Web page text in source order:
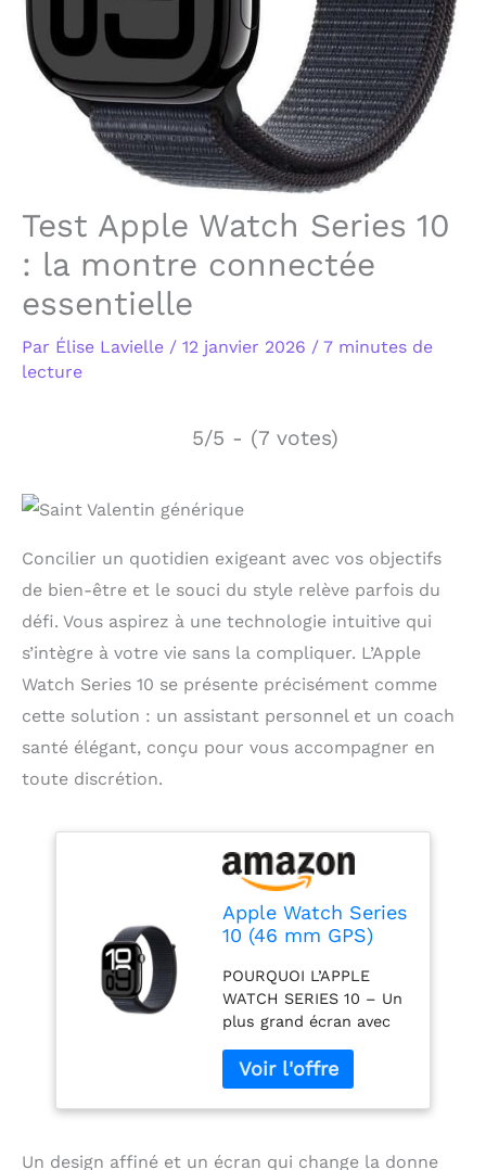
Test Apple Watch Series 10
: la montre connectée
essentielle
Par Élise Lavielle / 12 janvier 2026 / 7 minutes de
lecture
5/5 - (7 votes)
Concilier un quotidien exigeant avec vos objectifs
de bien-être et le souci du style relève parfois du
défi. Vous aspirez à une technologie intuitive qui
s’intègre à votre vie sans la compliquer. L’Apple
Watch Series 10 se présente précisément comme
cette solution : un assistant personnel et un coach
santé élégant, conçu pour vous accompagner en
toute discrétion.
Apple Watch Series
10 (46 mm GPS)
avec Boîtier en
Aluminium Noir de
Jais et Boucle
Sport Encre
Violette. Suivi de
l’activité Physique,
app ECG, Neutre en
POURQUOI L’APPLE
WATCH SERIES 10 – Un
plus grand écran avec
d’affichage
supplémentaire*. Un
design plus fin, plus
confortable*. Des
Un design affiné et un écran qui change la donne